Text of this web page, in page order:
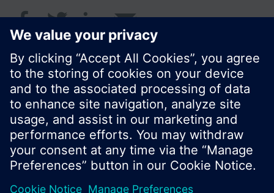
© Siemens Switzerland Ltd. 2018
I prodotti e i pressi possono variare a seconda del